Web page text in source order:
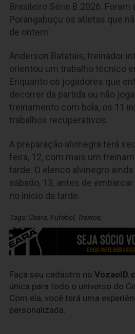
Brasileiro Série B 2026. Foram
Porangabuçu os atletas que
de ontem.
Anderson Batatais, treinador
orientou um trabalho técnico
Enquanto os jogadores que
decorrer da partida ou não
treinamento com bola, os 11
trabalhos recuperativos.
A preparação alvinegra terá
feira, 12, com mais um
tarde. O elenco alvinegro
sábado, 13, antes de
no início da tarde.
Tags: Ceara, Futebol, Treinos,
Faça seu cadastro no
única para todo o universo do
Com ela, você terá uma
personalizada.